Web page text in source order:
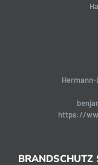
Hermann-
https://
BRANDSCHUTZ